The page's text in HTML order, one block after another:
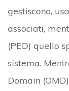
gestiscono,
associati,
(PED) quello
sistema.
Domain